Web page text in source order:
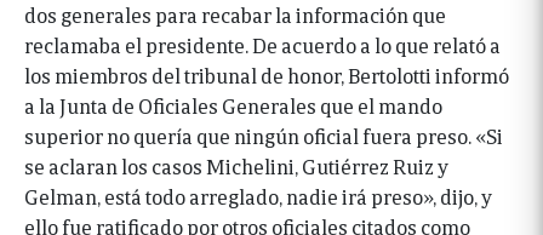
dos generales para recabar la información que
reclamaba el presidente. De acuerdo a lo que relató a
los miembros del tribunal de honor, Bertolotti informó
a la Junta de Oficiales Generales que el mando
superior no quería que ningún oficial fuera preso. «Si
se aclaran los casos Michelini, Gutiérrez Ruiz y
Gelman, está todo arreglado, nadie irá preso», dijo, y
ello fue ratificado por otros oficiales citados como